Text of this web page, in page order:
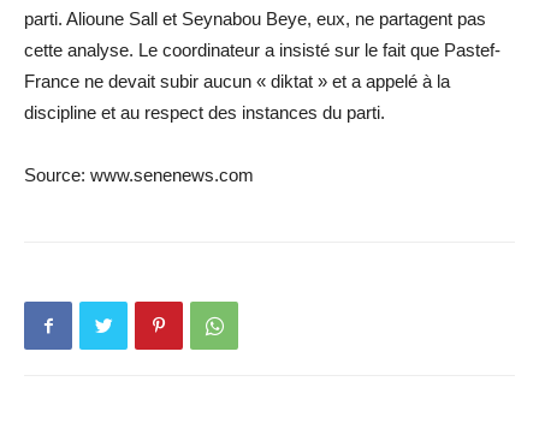
parti. Alioune Sall et Seynabou Beye, eux, ne partagent pas
cette analyse. Le coordinateur a insisté sur le fait que Pastef-
France ne devait subir aucun « diktat » et a appelé à la
discipline et au respect des instances du parti.
Source: www.senenews.com